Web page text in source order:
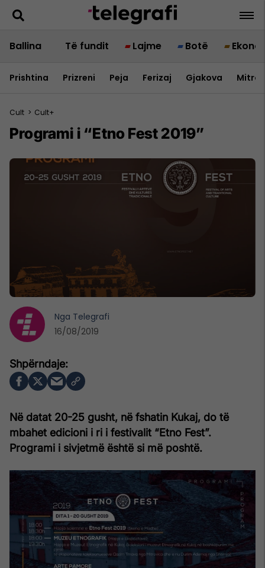
Ballina Të fundit Lajme Botë
Prishtina Prizreni Peja Ferizaj Gjakova
Cult > Cult+
Programi i “Etno Fest 2019”
Në datat 20-25 gusht, në fshatin Kukaj, do të
mbahet edicioni i ri i festivalit “Etno Fest”.
Programi i sivjetmë është si më poshtë.
Nga Telegrafi
16/08/2019